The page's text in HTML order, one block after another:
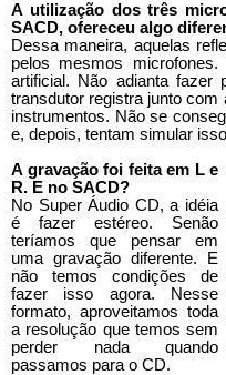
A utilização dos três
SACD, ofereceu algo
Dessa maneira, aquelas
pelos mesmos
artificial. Não adianta fazer
transdutor registra junto com
instrumentos. Não se
e, depois, tentam simular
A gravação foi feita em L e
R. E no SACD?
No Super Áudio CD, a idéia
é fazer estéreo. Senão
teríamos que pensar em
uma gravação diferente. E
não temos condições de
fazer isso agora. Nesse
formato, aproveitamos toda
a resolução que temos sem
perder nada quando
passamos para o CD.